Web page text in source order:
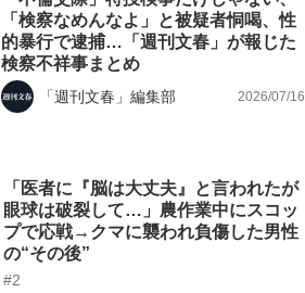
「検察なめんなよ」と被疑者恫喝、性
的暴行で逮捕…「週刊文春」が報じた
検察不祥事まとめ
「週刊文春」編集部 2026/07/16
「医者に『脳は大丈夫』と言われたが
眼球は破裂して…」農作業中にスコッ
プで応戦→クマに襲われ負傷した男性
の“その後”
#2